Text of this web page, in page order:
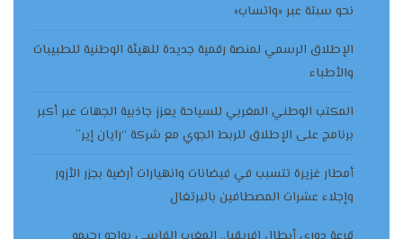
نحو سبتة عبر «واتساب»
الإطلاق الرسمي لمنصة رقمية جديدة للهيئة الوطنية للطبيبات
والأطباء
المكتب الوطني المغربي للسياحة يعزز جاذبية الجهات عبر أكبر
برنامج على الإطلاق للربط الجوي مع شركة “رايان إير”
أمطار غزيرة تتسبب في فيضانات وانهيارات أرضية بجزر الأزور
وإجلاء عشرات المصطافين بالبرتغال